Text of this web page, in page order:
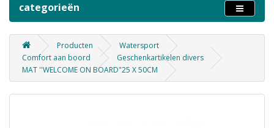
categorieën
Producten
Watersport
Comfort aan boord
Geschenkartikelen divers
MAT ''WELCOME ON BOARD"25 X 50CM